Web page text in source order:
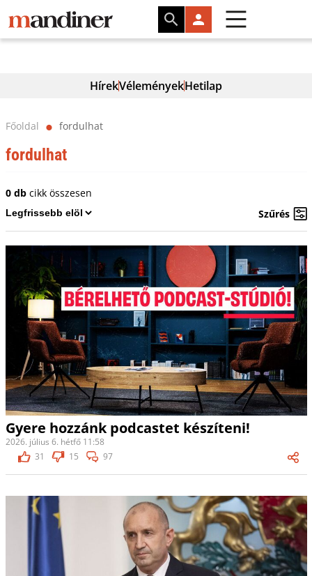
HírekVéleményekHetilap
Főoldal ⬤ fordulhat
fordulhat
0 dbcikk összesen
Szűrés
Gyere hozzánk podcastet készíteni!
2026. július 6. hétfő 11:58
31
15 97